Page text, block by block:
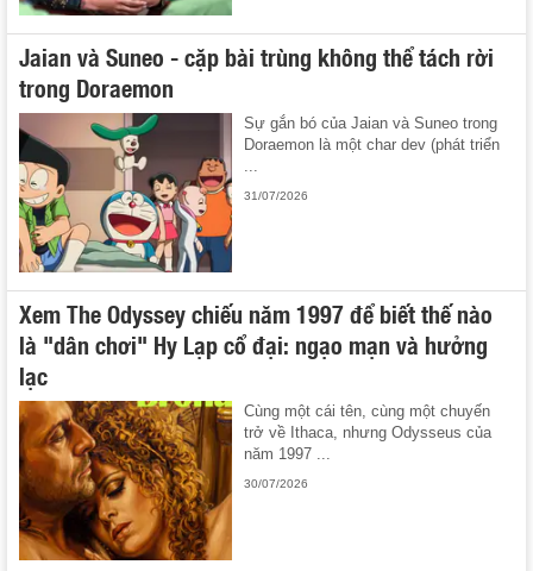
Jaian và Suneo - cặp bài trùng không thể tách rời
trong Doraemon
Sự gắn bó của Jaian và Suneo trong
Doraemon là một char dev (phát triển
31/07/2026
Xem The Odyssey chiếu năm 1997 để biết thế nào
là "dân chơi" Hy Lạp cổ đại: ngạo mạn và hưởng
lạc
Cùng một cái tên, cùng một chuyến
trở về Ithaca, nhưng Odysseus của
năm 1997 ...
30/07/2026